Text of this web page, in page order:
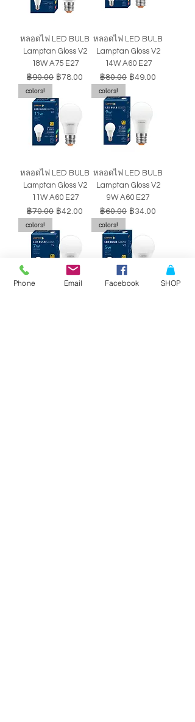
หลอดไฟ LED BULB
Lamptan Gloss V2
18W A75 E27
ราคาปกติ
฿90.00 ราคาขายลด
฿78.00
หลอดไฟ LED BULB
Lamptan Gloss V2
14W A60 E27
ราคาปกติ
฿80.00 ราคาขายลด
฿49.00
colors!
หลอดไฟ LED BULB
Lamptan Gloss V2
11W A60 E27
ราคาปกติ
฿70.00 ราคาขายลด
฿42.00
colors!
หลอดไฟ LED BULB
Lamptan Gloss V2
9W A60 E27
ราคาปกติ
฿60.00 ราคาขายลด
฿34.00
colors!
colors!
Phone Email Facebook SHOP